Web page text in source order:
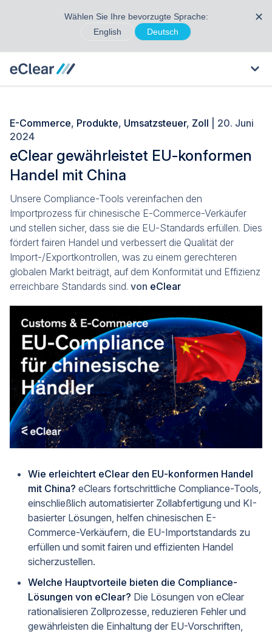
Wählen Sie Ihre bevorzugte Sprache:
English
Deutsch
✕
E-Commerce, Produkte, Umsatzsteuer, Zoll | 20. Juni
2024
eClear gewährleistet EU-konformen
Handel mit China
Unsere Compliance-Tools vereinfachen den
Importprozess für chinesische E-Commerce-Verkäufer
und stellen sicher, dass sie die EU-Standards erfüllen. Dies
fördert fairen Handel und verbessert die Qualität der
Import-/Exportkontrollen, was zu einem gerechteren
globalen Markt beiträgt, auf dem Konformität und Effizienz
erreichbare Standards sind. von eClear
Wie erleichtert eClear den EU-konformen Handel
mit China? eClears fortschrittliche Compliance-Tools,
einschließlich automatisierter Zollabfertigung und KI-
basierter Lösungen, helfen chinesischen E-
Commerce-Verkäufern, die EU-Importstandards zu
erfüllen und somit fairen und effizienten Handel
sicherzustellen.
Welche Hauptvorteile bieten die Compliance-
Lösungen von eClear? Die Lösungen von eClear
rationalisieren Zollprozesse, reduzieren Fehler und
gewährleisten die Einhaltung der EU-Vorschriften,